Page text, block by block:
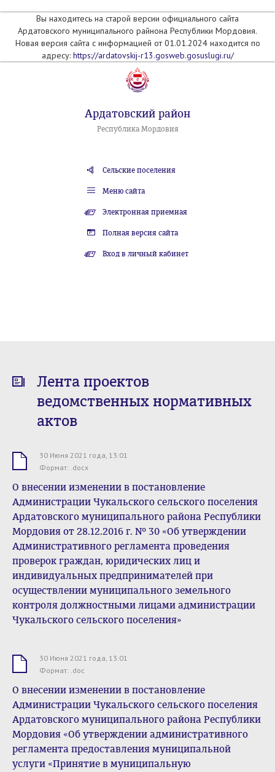
Вы находитесь на старой версии официального сайта
Ардатовского муниципального райнона Республики Мордовия.
Новая версия сайта с информацией от 01.01.2024 находится по
адресу: https://ardatovskij-r13.gosweb.gosuslugi.ru/
Ардатовский район
Республика Мордовия
Сельские поселения
Меню сайта
Электронная приемная
Полная версия сайта
Вход в личный кабинет
Лента проектов
ведомственных нормативных
актов
30 Июня 2021 года, 13:01
Формат: .docx
О внесении изменении в постановление
Администрации Чукальского сельского поселения
Ардатовского муниципального района Республики
Мордовия от 28.12.2016 г. № 30 «Об утверждении
Административного регламента проведения
проверок граждан, юридических лиц и
индивидуальных предпринимателей при
осуществлении муниципального земельного
контроля должностными лицами администрации
Чукальского сельского поселения»
30 Июня 2021 года, 13:01
Формат: .doc
О внесении изменении в постановление
Администрации Чукальского сельского поселения
Ардатовского муниципального района Республики
Мордовия «Об утверждении административного
регламента предоставления муниципальной
услуги «Принятие в муниципальную